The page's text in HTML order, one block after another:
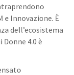
e Innovazione. È
dell’ecosistema
4.0 è